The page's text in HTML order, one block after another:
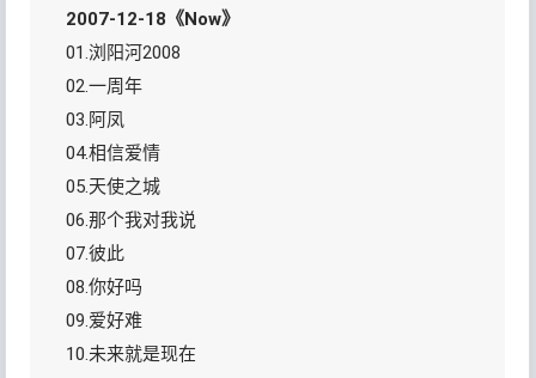
2007-12-18《Now》
01.浏阳河2008
02.一周年
03.阿凤
04.相信爱情
05.天使之城
06.那个我对我说
07.彼此
08.你好吗
09.爱好难
10.未来就是现在